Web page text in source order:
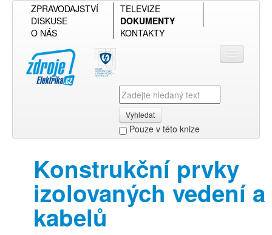
ZPRAVODAJSTVÍ
TELEVIZE
DISKUSE
DOKUMENTY
O NÁS
KONTAKTY
Vyhledat
Pouze v této knize
Přehled podle firmy
Přehled podle obsahu
Konstrukční prvky
izolovaných vedení a
kabelů